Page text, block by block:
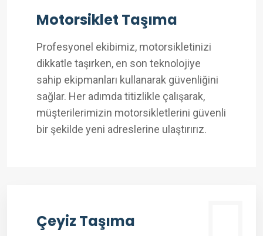
Motorsiklet Taşıma
Profesyonel ekibimiz, motorsikletinizi
dikkatle taşırken, en son teknolojiye
sahip ekipmanları kullanarak güvenliğini
sağlar. Her adımda titizlikle çalışarak,
müşterilerimizin motorsikletlerini güvenli
bir şekilde yeni adreslerine ulaştırırız.
Çeyiz Taşıma